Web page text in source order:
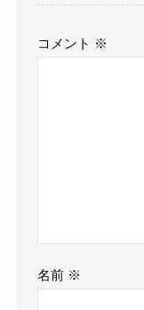
コメント ※
名前 ※